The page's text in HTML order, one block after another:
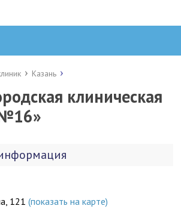
Казань
клиническая
121(показать на карте)